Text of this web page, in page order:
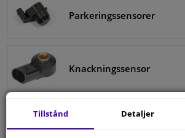
Parkeringssensorer
Knackningssensor
Tillstånd Detaljer